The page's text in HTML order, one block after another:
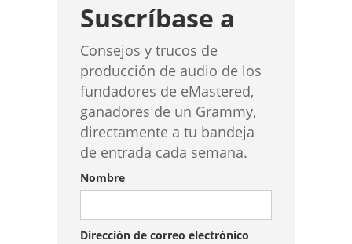
Suscríbase a
Consejos y trucos de
producción de audio de los
fundadores de eMastered,
ganadores de un Grammy,
directamente a tu bandeja
de entrada cada semana.
Nombre
Dirección de correo electrónico